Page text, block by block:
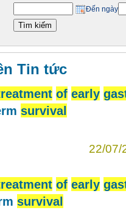
Đến ngày
Tin tức
of early
survival
22/07/
of early
survival